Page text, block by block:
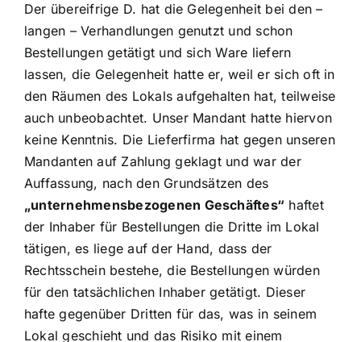
Der übereifrige D. hat die Gelegenheit bei den –
langen – Verhandlungen genutzt und schon
Bestellungen getätigt und sich Ware liefern
lassen, die Gelegenheit hatte er, weil er sich oft in
den Räumen des Lokals aufgehalten hat, teilweise
auch unbeobachtet. Unser Mandant hatte hiervon
keine Kenntnis. Die Lieferfirma hat gegen unseren
Mandanten auf Zahlung geklagt und war der
Auffassung, nach den Grundsätzen des
„unternehmensbezogenen Geschäftes“ haftet
der Inhaber für Bestellungen die Dritte im Lokal
tätigen, es liege auf der Hand, dass der
Rechtsschein bestehe, die Bestellungen würden
für den tatsächlichen Inhaber getätigt. Dieser
hafte gegenüber Dritten für das, was in seinem
Lokal geschieht und das Risiko mit einem